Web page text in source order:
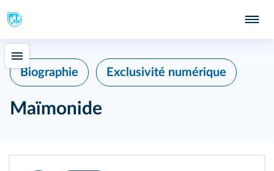
Biographie Exclusivité numérique
Maïmonide